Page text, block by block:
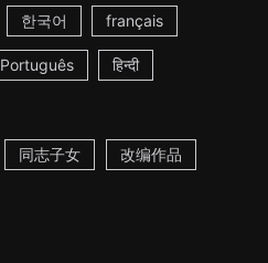
한국어 français
Português हिन्दी
同志子女 改编作品